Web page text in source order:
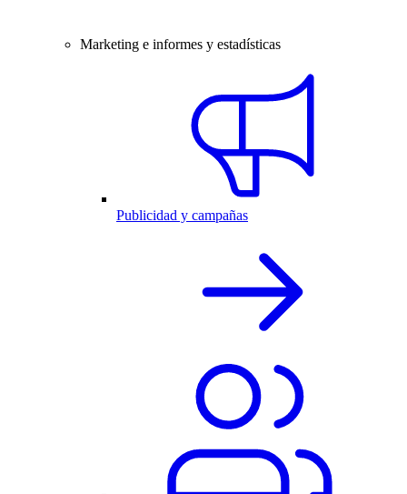
Marketing e informes y estadísticas
Publicidad y campañas